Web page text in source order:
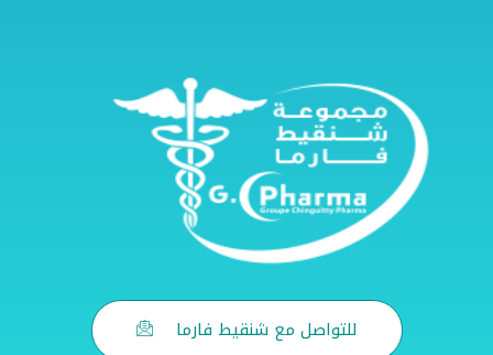
للتواصل مع شنقيط فارما